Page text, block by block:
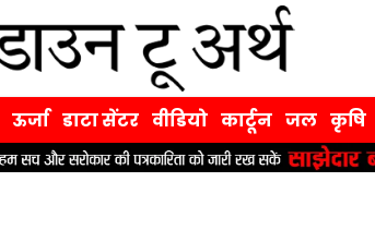
ऊर्जा डाटा सेंटर वीडियो कार्टून जल कृषि